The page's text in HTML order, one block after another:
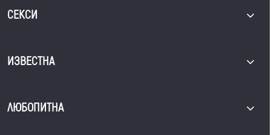
СЕКСИ
ИЗВЕСТНА
ЛЮБОПИТНА